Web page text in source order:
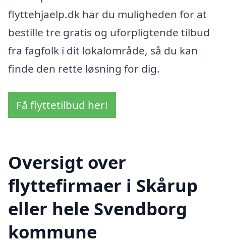
flyttehjaelp.dk har du muligheden for at
bestille tre gratis og uforpligtende tilbud
fra fagfolk i dit lokalområde, så du kan
finde den rette løsning for dig.
Få flyttetilbud her!
Oversigt over
flyttefirmaer i Skårup
eller hele Svendborg
kommune